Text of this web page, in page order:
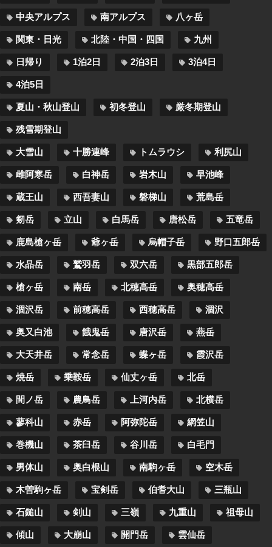
中央アルプス 南アルプス 八ヶ岳
関東・日光 北陸・中国・四国 九州
日帰り 1泊2日 2泊3日 3泊4日
4泊5日
夏山・秋山登山 初冬登山 厳冬期登山
残雪期登山
大雪山 十勝連峰 トムラウシ 利尻山
雌阿寒岳 白神岳 岩木山 早池峰
蔵王山 西吾妻山 磐梯山 荒島岳
剱岳 立山 白馬岳 唐松岳 五竜岳
鹿島槍ヶ岳 爺ヶ岳 烏帽子岳 野口五郎岳
水晶岳 鷲羽岳 双六岳 黒部五郎岳
槍ヶ岳 南岳 北穂高岳 奥穂高岳
涸沢岳 前穂高岳 西穂高岳 涸沢
奥又白池 餓鬼岳 唐沢岳 燕岳
大天井岳 常念岳 蝶ヶ岳 霞沢岳
焼岳 乗鞍岳 仙丈ヶ岳 北岳
間ノ岳 農鳥岳 上河内岳 北横岳
蓼科山 赤岳 阿弥陀岳 網笠山
巻機山 茶臼岳 谷川岳 白毛門
男体山 奥白根山 南駒ヶ岳 空木岳
木曽駒ヶ岳 宝剣岳 伯耆大山 三瓶山
石鎚山 剣山 三嶺 九重山 祖母山
傾山 大崩山 開門岳 雲仙岳